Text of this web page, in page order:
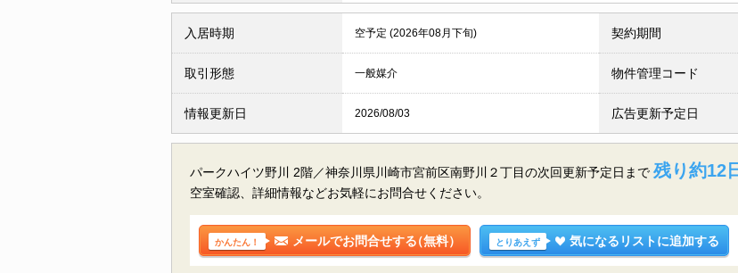
入居時期 空予定 (2026年08月下旬) 契約期間
取引形態 一般媒介 物件管理コード
情報更新日 2026/08/03 広告更新予定日
パークハイツ野川 2階／神奈川県川崎市宮前区南野川２丁目の次回更新予定日まで 残り約12
空室確認、詳細情報などお気軽にお問合せください。
かんたん！ メールでお問合せする（無料） とりあえず 気になるリストに追加する